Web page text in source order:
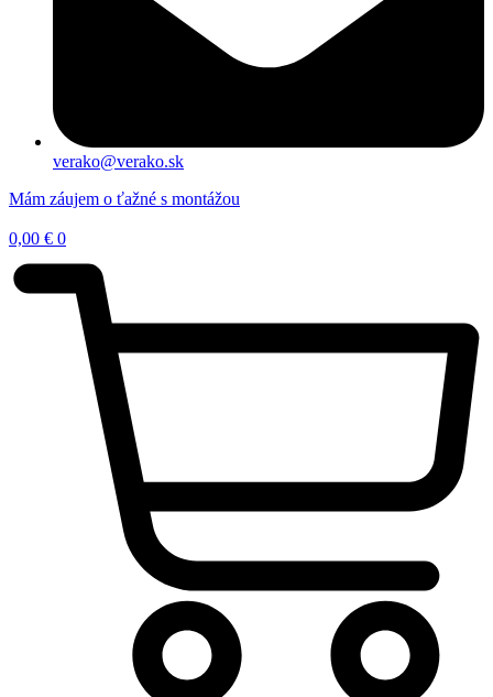
verako@verako.sk
Mám záujem o ťažné s montážou
0,00 € 0